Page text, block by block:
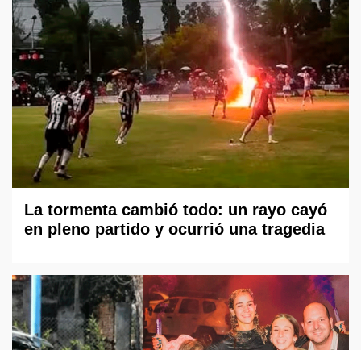
La tormenta cambió todo: un rayo cayó
en pleno partido y ocurrió una tragedia